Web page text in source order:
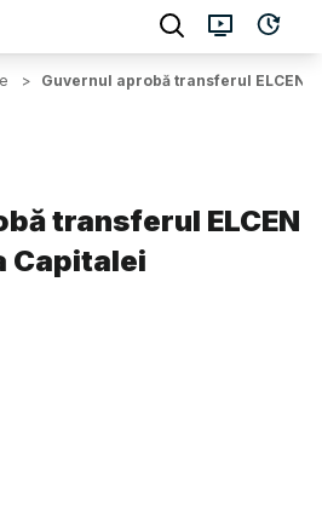
> Guvernul aprobă transferul ELCEN
transferul ELCEN
Capitalei